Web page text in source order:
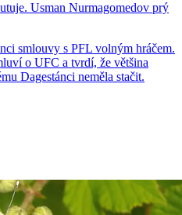
Usman Nurmagomedov prý
smlouvy s PFL volným hráčem.
o UFC a tvrdí, že většina
Dagestánci neměla stačit.